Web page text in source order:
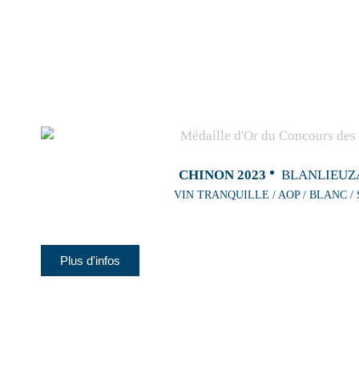
CHINON 2023
VIN TRANQUILLE / AOP / BLANC /
Plus d'infos